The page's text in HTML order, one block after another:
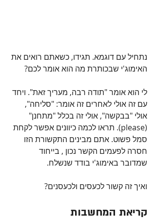
נתחיל עם דוגמא. תגידו, כשאתם רואים את
האימוג'י שבכותרת מה הוא אומר לכם?
לי הוא אומר "תודה רבה, מעריך זאת". ויחד
עם זה אולי לאחרים זה אומר: "סליחה",
אולי "בבקשה", אולי זה בכלל "מתחנן"
(please). תראו לכמה כיוונים אפשר לקחת
סמל פשוט. אתם מבינים התקשורת הזו
חסרה לפעמים הקשר נכון , בייחוד
שמדובר באימוג'י בודד שנשלח.
ואיך זה קשור לכעסים ולכעסנים?
קריאת המחשבות